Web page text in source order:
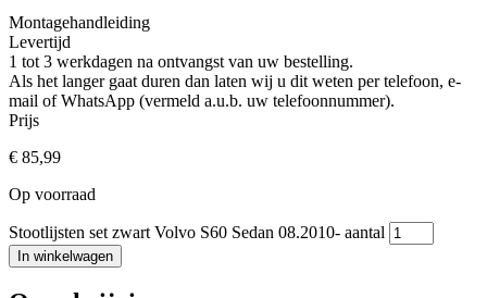
Montagehandleiding
Levertijd
1 tot 3 werkdagen na ontvangst van uw bestelling.
Als het langer gaat duren dan laten wij u dit weten per telefoon, e-
mail of WhatsApp (vermeld a.u.b. uw telefoonnummer).
Prijs
€ 85,99
Op voorraad
Stootlijsten set zwart Volvo S60 Sedan 08.2010- aantal
In winkelwagen